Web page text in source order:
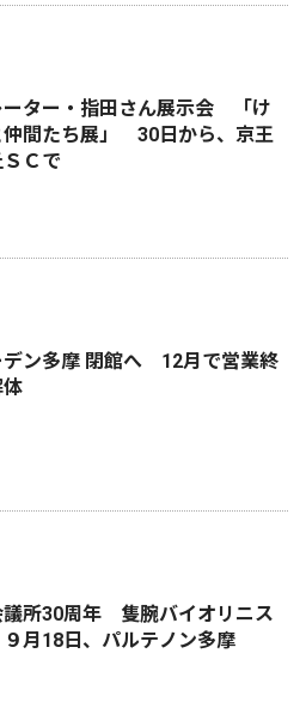
ーター・指田さん展示会 「け
仲間たち展」 30日から、京王
Ｃで
デン多摩 閉館へ 12月で営業終
議所30周年 隻腕バイオリニス
月18日、パルテノン多摩